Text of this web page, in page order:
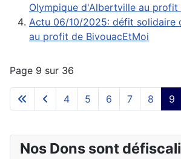
Olympique d'Albertville au profit
Actu 06/10/2025: défit solidaire
au profit de BivouacEtMoi
Page 9 sur 36
4 5 6 7 8 9
Nos Dons sont